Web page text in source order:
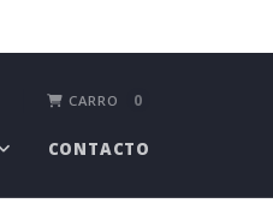
CARRO 0
CONTACTO